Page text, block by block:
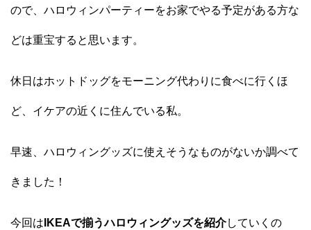
ので、ハロウィンパーティーをお家でやる予定がある方な
どは重宝すると思います。
休日はホットドッグをモーニング代わりに食べに行くほ
ど、イケアの近くに住んでいる私。
早速、ハロウィングッズに使えそうなものがないか調べて
きました！
今回は IKEAで揃うハロウィングッズを紹介していくの